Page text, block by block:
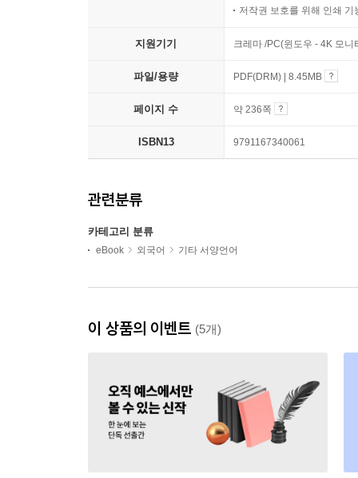
저작권 보호를 위해 인쇄 기
지원기기 크레마 /PC(윈도우 - 4K 모
파일/용량 PDF(DRM) | 8.45MB
페이지 수 약 236쪽
ISBN13 9791167340061
관련분류
카테고리 분류
eBook 외국어 기타 서양언어
이 상품의 이벤트 (5개)